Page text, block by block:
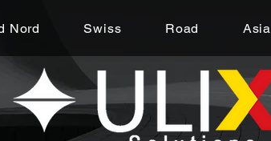
Nord Swiss Road Asia